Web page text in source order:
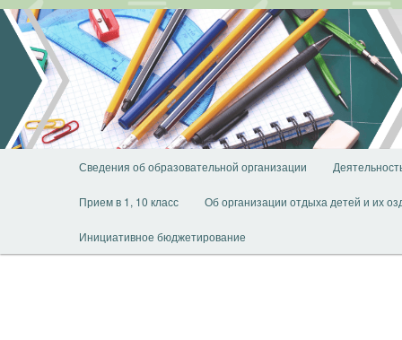
Перейти
основному
содержимому
Сведения об образовательной организации
Прием в 1, 10 класс Об организации отдыха детей и их
Инициативное бюджетирование